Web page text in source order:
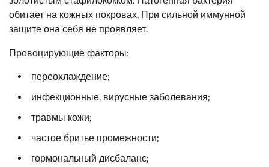
обитает на кожных покровах. При сильной иммунной
защите она себя не проявляет.
Провоцирующие факторы:
переохлаждение;
инфекционные, вирусные заболевания;
травмы кожи;
частое бритье промежности;
гормональный дисбаланс;